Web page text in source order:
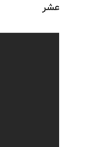
عشر